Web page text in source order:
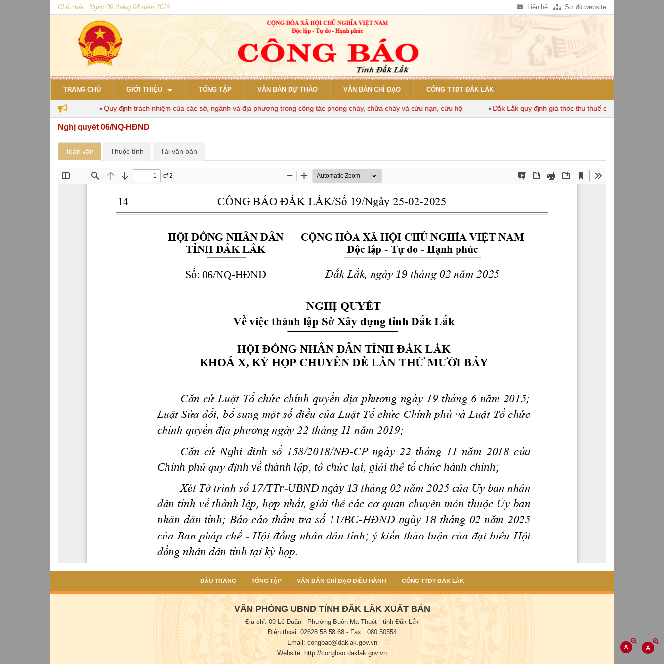
Chủ nhật , Ngày 09 tháng 08 năm 2026 Liên hệ Sơ đồ website
TRANG CHỦ GIỚI THIỆU TỔNG TẬP VĂN BẢN DỰ THẢO VĂN BẢN CHỈ ĐẠO CỔNG TTĐT ĐẮK LẮK
đến năm 2030 Quy định trách nhiệm của các sở, ngành và địa phương trong công tác phòng cháy, chữa cháy và cứu nạn, cứu hộ Đắk Lắk quy định giá thóc thu thuế dùng để tính thuế sử
Nghị quyết 06/NQ-HĐND
Toàn văn Thuộc tính Tải văn bản
ĐẦU TRANG TỔNG TẬP VĂN BẢN CHỈ ĐẠO ĐIỀU HÀNH CỔNG TTĐT ĐẮK LẮK
VĂN PHÒNG UBND TỈNH ĐẮK LẮK XUẤT BẢN
Địa chỉ: 09 Lê Duẩn - Phường Buôn Ma Thuột - tỉnh Đắk Lắk
Điện thoại: 02628.58.58.68- Fax : 080.50554
Email: congbao@daklak.gov.vn
Website: http://congbao.daklak.gov.vn